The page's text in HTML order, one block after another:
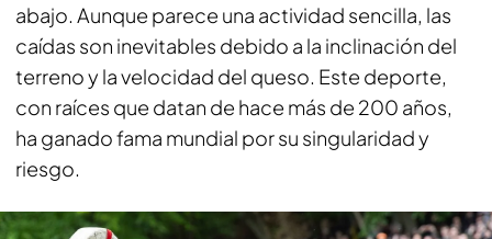
abajo. Aunque parece una actividad sencilla, las
caídas son inevitables debido a la inclinación del
terreno y la velocidad del queso. Este deporte,
con raíces que datan de hace más de 200 años,
ha ganado fama mundial por su singularidad y
riesgo.